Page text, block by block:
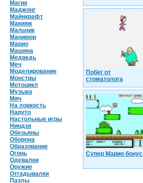
Магия
Маджонг
Майнкрафт
Макияж
Мальчик
Маникюр
Марио
Машина
Медведь
Меч
Моделирование
Монстры
Мотоцикл
Музыка
Мяч
На ловкость
Наруто
Настольные игры
Ниндзя
Обезьяны
Оборона
Образование
Огонь
Одевалки
Оружие
Отгадывалки
Пазлы
Побег от
стоматолога
Супер Марио бонус